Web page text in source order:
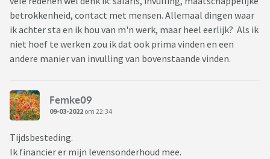
betrokkenheid, contact met mensen. Allemaal dingen waar
ik achter sta en ik hou van m'n werk, maar heel eerlijk? Als ik
niet hoef te werken zou ik dat ook prima vinden en een
andere manier van invulling van bovenstaande vinden.
Femke09
09-03-2022 om 22:34
Tijdsbesteding.
Ik financier er mijn levensonderhoud mee.